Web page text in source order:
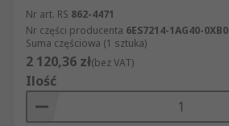
Nr art. RS 862-4471
Nr części producenta 6ES7214-1AG40-0XB0
Suma częściowa (1 sztuka)
2 120,36 zł(bez VAT)
Ilość